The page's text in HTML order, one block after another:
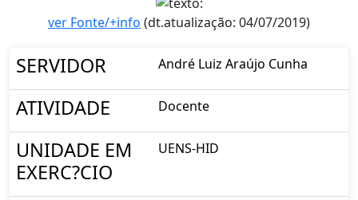
ver Fonte/+info (dt.atualização: 04/07/2019)
SERVIDOR André Luiz Araújo Cunha
ATIVIDADE Docente
UNIDADE EM
EXERC?CIO
UENS-HID